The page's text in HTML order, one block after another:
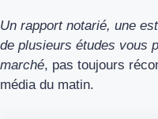
Un rapport notarié, une
de plusieurs études vous
marché, pas toujours
média du matin.